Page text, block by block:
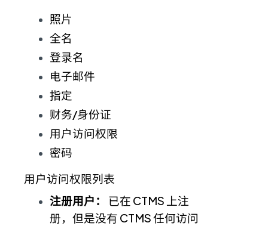
照片
全名
登录名
电子邮件
指定
财务/身份证
用户访问权限
密码
用户访问权限列表
注册用户：
已在 CTMS 上注
册，但是没有 CTMS 任何访问